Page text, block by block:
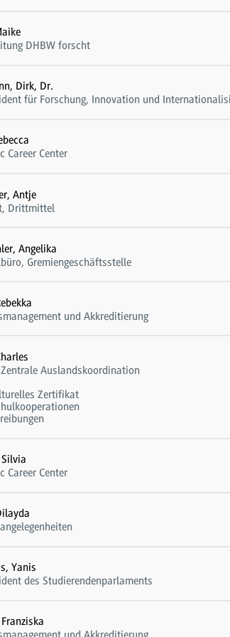
DHBW forscht
Dirk, Dr.
für Forschung, Innovation und
Career Center
Antje
Drittmittel
Angelika
Gremiengeschäftsstelle
und Akkreditierung
Zentrale Auslandskoordination
Zertifikat
Career Center
Yanis
des Studierendenparlaments